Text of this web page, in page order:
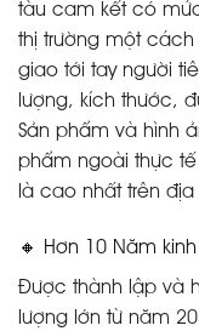
tàu cam kết có
thị trường một cách
giao tới tay người
lượng, kích thước,
Sản phẩm và hình
phẩm ngoài thực
là cao nhất trên địa
🔸 Hơn 10 Năm
Được thành lập và
lượng lớn từ năm